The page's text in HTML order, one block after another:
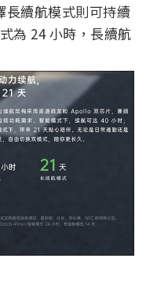
長續航模式則可持續
為 24 小時，長續航